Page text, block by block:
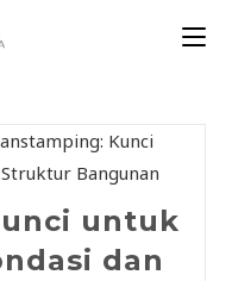
untuk
dan